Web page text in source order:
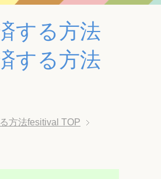
する方法
する方法
方法fesitival TOP